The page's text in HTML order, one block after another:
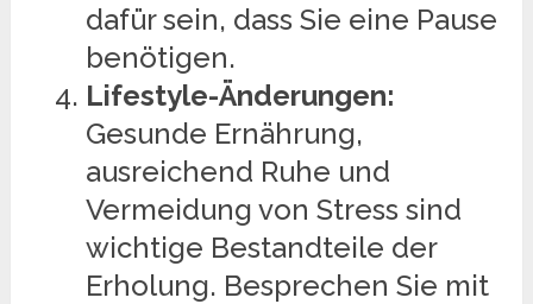
dafür sein, dass Sie eine Pause
benötigen.
Lifestyle-Änderungen:
Gesunde Ernährung,
ausreichend Ruhe und
Vermeidung von Stress sind
wichtige Bestandteile der
Erholung. Besprechen Sie mit